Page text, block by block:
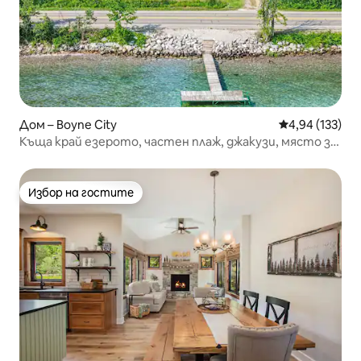
Дом – Boyne City Средна
4,94 (133)
Къща край езерото, частен плаж, джакузи, място за
Избор на гостите
Избор на гостите